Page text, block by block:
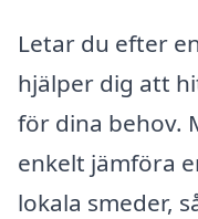
Letar du efter
hjälper dig att
för dina behov.
enkelt jämföra
lokala smeder,